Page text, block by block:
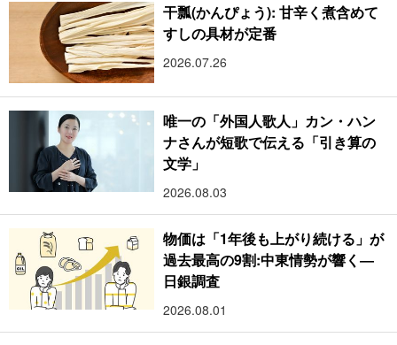
干瓢(かんぴょう): 甘辛く煮含めて
すしの具材が定番
2026.07.26
唯一の「外国人歌人」カン・ハン
ナさんが短歌で伝える「引き算の
文学」
2026.08.03
物価は「1年後も上がり続ける」が
過去最高の9割:中東情勢が響く―
日銀調査
2026.08.01